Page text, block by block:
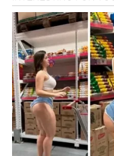
NOVAC I
Ovaj vikend mogao bi